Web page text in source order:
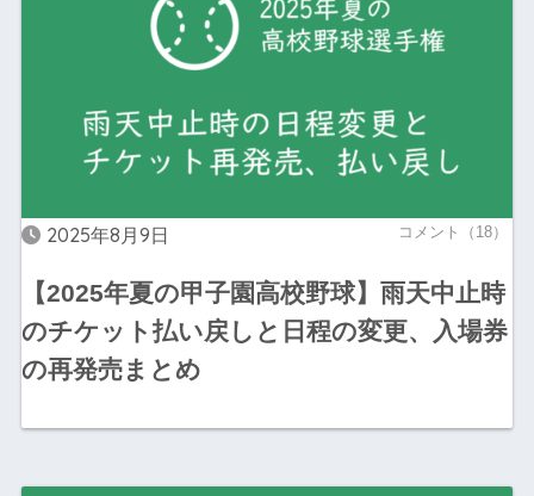
2025年8月9日 コメント（18）
【2025年夏の甲子園高校野球】雨天中止時
のチケット払い戻しと日程の変更、入場券
の再発売まとめ